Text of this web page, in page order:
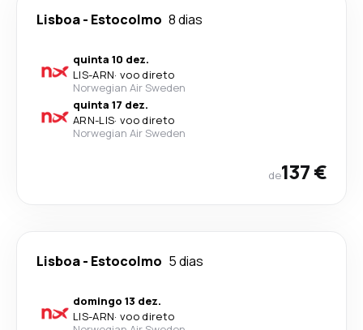
Lisboa- Estocolmo 8 dias
quinta 10 dez.
LIS-ARN· voo direto
Norwegian Air Sweden
quinta 17 dez.
ARN-LIS· voo direto
Norwegian Air Sweden
de137 €
Lisboa- Estocolmo 5 dias
domingo 13 dez.
LIS-ARN· voo direto